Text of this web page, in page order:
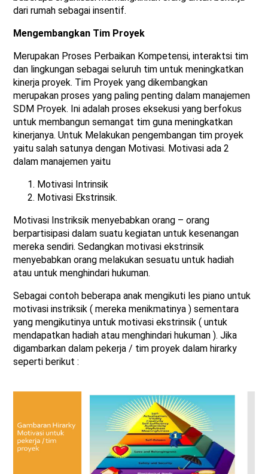
dari rumah sebagai insentif.
Mengembangkan Tim Proyek
Merupakan Proses Perbaikan Kompetensi, interaktsi tim
dan lingkungan sebagai seluruh tim untuk meningkatkan
kinerja proyek. Tim Proyek yang dikembangkan
merupakan proses yang paling penting dalam manajemen
SDM Proyek. Ini adalah proses eksekusi yang berfokus
untuk membangun semangat tim guna meningkatkan
kinerjanya. Untuk Melakukan pengembangan tim proyek
yaitu salah satunya dengan Motivasi. Motivasi ada 2
dalam manajemen yaitu
Motivasi Intrinsik
Motivasi Ekstrinsik.
Motivasi Instriksik menyebabkan orang – orang
berpartisipasi dalam suatu kegiatan untuk kesenangan
mereka sendiri. Sedangkan motivasi ekstrinsik
menyebabkan orang melakukan sesuatu untuk hadiah
atau untuk menghindari hukuman.
Sebagai contoh beberapa anak mengikuti les piano untuk
motivasi instriksik ( mereka menikmatinya ) sementara
yang mengikutinya untuk motivasi ekstrinsik ( untuk
mendapatkan hadiah atau menghindari hukuman ). Jika
digambarkan dalam pekerja / tim proyek dalam hirarky
seperti berikut :